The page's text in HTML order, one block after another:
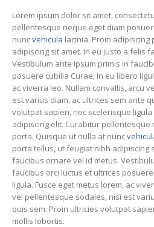
Lorem ipsum dolor sit amet,
pellentesque neque eget diam
nuncvehicula lacinia. Proin
adipiscing sit amet. In eu justo a felis
Vestibulum ante ipsum primis in
posuere cubilia Curae; In eu libero
ac viverra leo. Nullam convallis, arcu
est varius diam, ac ultrices sem ante
volutpat sapien, nec scelerisque
adipiscing elit. Curabitur
porta. Quisque ut nulla at nunc
porta tellus, ut feugiat nibh adipiscing
faucibus ornare vel id metus.
faucibus orci luctus et ultrices
ligula. Fusce eget metus lorem, ac
vel pellentesque sodales, nisi est
quis sem. Proin ultricies volutpat
mollis lobortis.